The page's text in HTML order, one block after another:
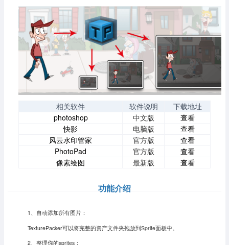
相关软件 软件说明
下载地址
photoshop
中文版
查看
快影
电脑版
查看
风云水印管家
官方版
查看
PhotoPad
官方版
查看
像素绘图
最新版 查看
功能介绍
1、自动添加所有图片：
TexturePacker可以将完整的资产文件夹拖放到Sprite面板中。
2、整理你的sprites：